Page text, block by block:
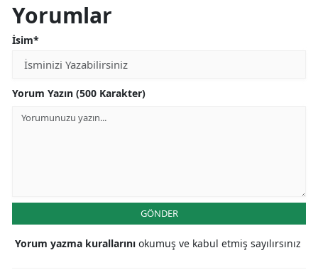
Yorumlar
İsim*
Yorum Yazın (500 Karakter)
GÖNDER
Yorum yazma kurallarını okumuş ve kabul etmiş sayılırsınız